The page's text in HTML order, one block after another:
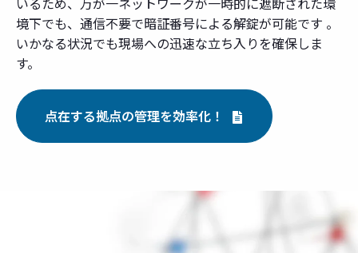
境下でも、通信不要で暗証番号による解錠が可能です 。
いかなる状況でも現場への迅速な立ち入りを確保しま
す。
点在する拠点の管理を効率化！